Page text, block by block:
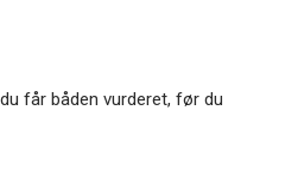
får båden vurderet, før du